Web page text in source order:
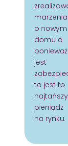
marzenia
o nowym
domu a
ponieważ
jest
to jest to
najtańszy
pieniądz
na rynku.